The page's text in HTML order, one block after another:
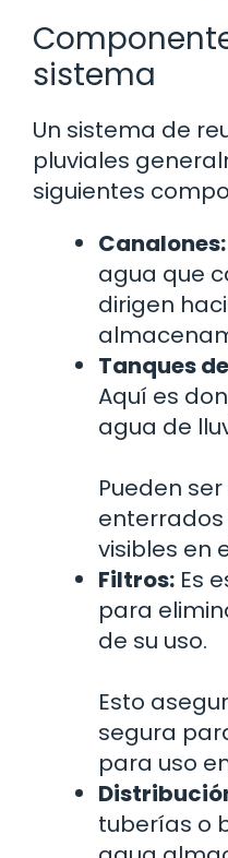
sistema
Un sistema de
pluviales
siguientes
Canalones:
agua que
dirigen
Tanques
Aquí es
agua de
Pueden
visibles en
Filtros: Es
para
de su uso.
Esto
segura
para uso
tuberías o